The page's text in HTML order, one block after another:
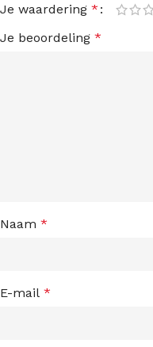
Je waardering *
Je beoordeling *
Naam *
E-mail *